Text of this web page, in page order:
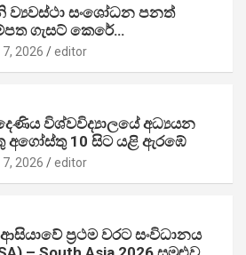
ව්‍යවස්ථා සංශෝධන පනත්
ගැසට් කෙරේ…
2026 editor
විශ්වවිද්‍යාලයේ අධ්‍යයන
අගෝස්තු 10 සිට යළි ඇරඹේ
2026 editor
ප්‍රථම වරට සංවිධානය